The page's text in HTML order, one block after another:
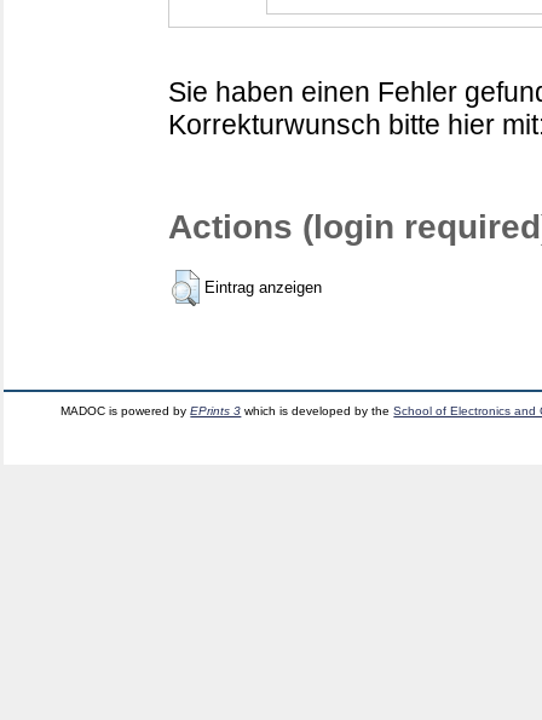
Sie haben einen Fehler
Korrekturwunsch bitte hier
Actions (login
Eintrag anzeigen
MADOC is powered byEPrints 3 which is developed by theSchool of Electronics and